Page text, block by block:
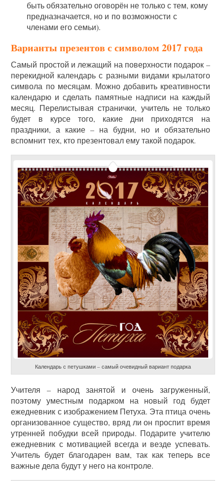
быть обязательно оговорён не только с тем, кому
предназначается, но и по возможности с
членами его семьи).
Варианты презентов с символом 2017 года
Самый простой и лежащий на поверхности подарок –
перекидной календарь с разными видами крылатого
символа по месяцам. Можно добавить креативности
календарю и сделать памятные надписи на каждый
месяц. Перелистывая странички, учитель не только
будет в курсе того, какие дни приходятся на
праздники, а какие – на будни, но и обязательно
вспомнит тех, кто презентовал ему такой подарок.
Календарь с петушками – самый очевидный вариант подарка
Учителя – народ занятой и очень загруженный,
поэтому уместным подарком на новый год будет
ежедневник с изображением Петуха. Эта птица очень
организованное существо, вряд ли он проспит время
утренней побудки всей природы. Подарите учителю
ежедневник с мотивацией всегда и везде успевать.
Учитель будет благодарен вам, так как теперь все
важные дела будут у него на контроле.